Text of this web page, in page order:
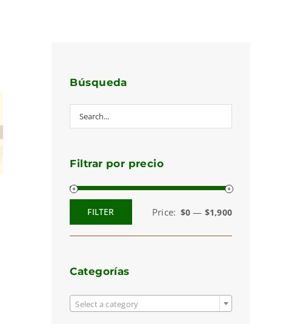
Búsqueda
Filtrar por precio
price
price
FILTER Price: $0— $1,900
Categorías
Select a category